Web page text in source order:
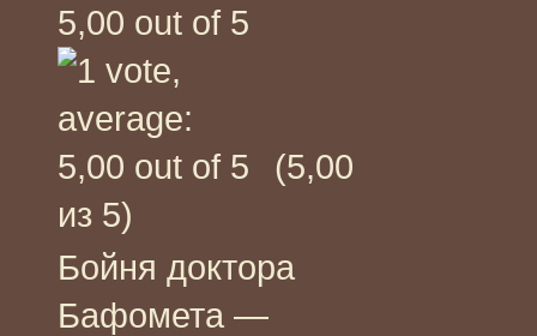
(5,00
из 5)
Бойня доктора
Бафомета —